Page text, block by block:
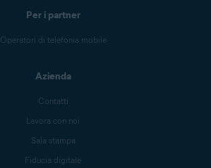
Per i partner
Operatori di telefonia mobile
Azienda
Contatti
Lavora con noi
Sala stampa
Fiducia digitale